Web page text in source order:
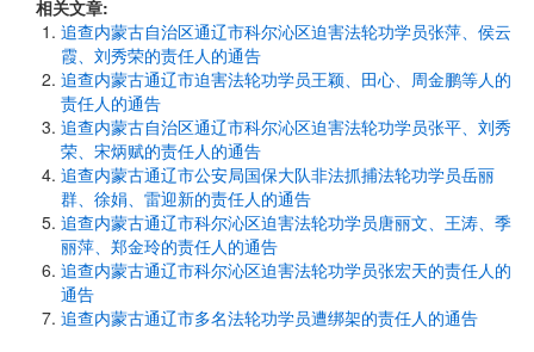
相关文章:
追查内蒙古自治区通辽市科尔沁区迫害法轮功学员张萍、侯云
霞、刘秀荣的责任人的通告
追查内蒙古通辽市迫害法轮功学员王颖、田心、周金鹏等人的
责任人的通告
追查内蒙古自治区通辽市科尔沁区迫害法轮功学员张平、刘秀
荣、宋炳赋的责任人的通告
追查内蒙古通辽市公安局国保大队非法抓捕法轮功学员岳丽
群、徐娟、雷迎新的责任人的通告
追查内蒙古通辽市科尔沁区迫害法轮功学员唐丽文、王涛、季
丽萍、郑金玲的责任人的通告
追查内蒙古通辽市科尔沁区迫害法轮功学员张宏天的责任人的
通告
追查内蒙古通辽市多名法轮功学员遭绑架的责任人的通告